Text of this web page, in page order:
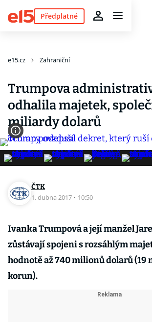
Předplatné
e15.cz Zahraniční
Trumpova
odhalila majetek,
miliardy dolarů
ČTK
1. dubna 2017 · 10:50
Ivanka Trumpová a její manžel
zůstávají spojeni s rozsáhlým
hodnotě až 740 milionů dolarů (19
korun).